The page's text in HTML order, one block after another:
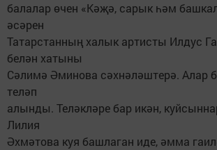
балалар өчен «Кәҗә, сарык һәм
әсәрен
Татарстанның халык артисты Илдус
белән хатыны
Сәлимә Әминова сәхнәләштерә. Алар
теләп
алынды. Теләкләре бар икән,
Лилия
Әхмәтова куя башлаган иде, әмма